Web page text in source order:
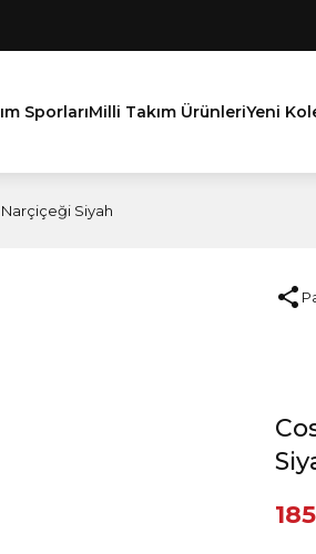
SporlarıMilli Takım ÜrünleriYeni
Siyah